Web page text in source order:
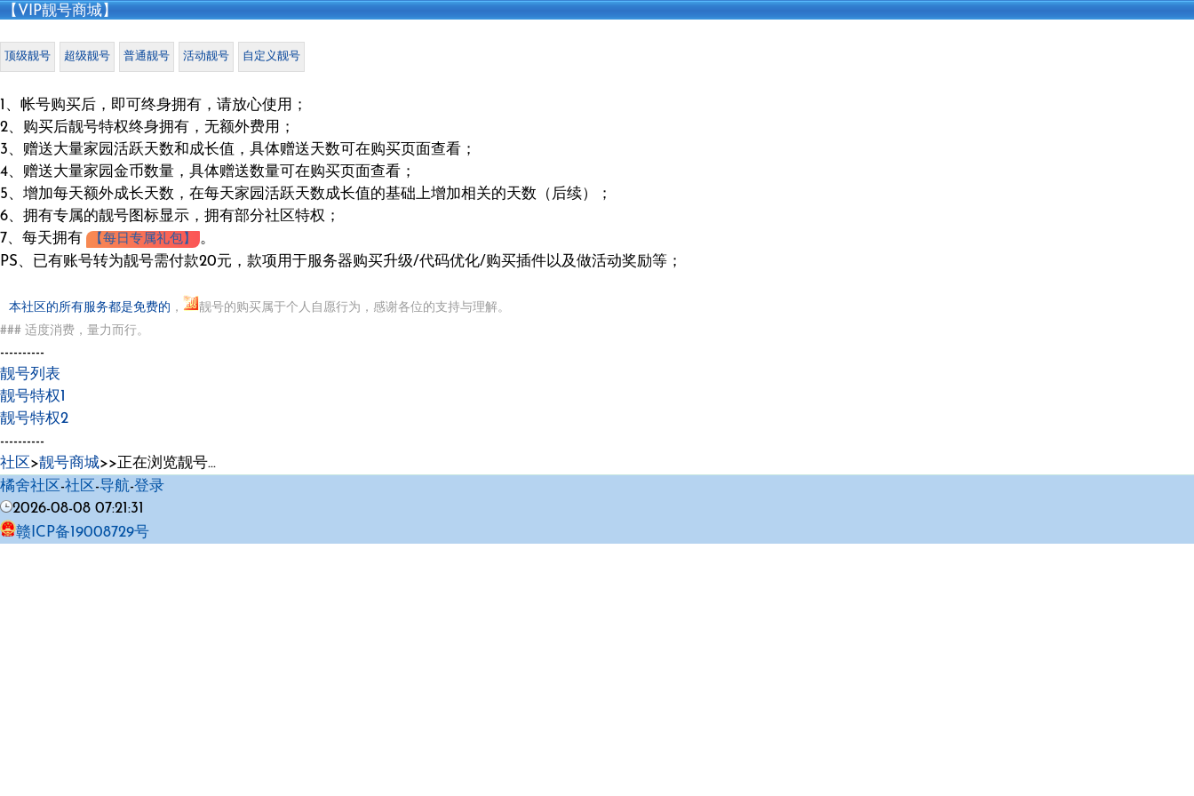
【VIP靓号商城】
顶级靓号 超级靓号 普通靓号 活动靓号 自定义靓号
1、帐号购买后，即可终身拥有，请放心使用；
2、购买后靓号特权终身拥有，无额外费用；
3、赠送大量家园活跃天数和成长值，具体赠送天数可在购买页面查看；
4、赠送大量家园金币数量，具体赠送数量可在购买页面查看；
5、增加每天额外成长天数，在每天家园活跃天数成长值的基础上增加相关的天数（后续）；
6、拥有专属的靓号图标显示，拥有部分社区特权；
7、每天拥有
【每日专属礼包】
。
PS、已有账号转为靓号需付款20元，款项用于服务器购买升级/代码优化/购买插件以及做活动奖励等；
本社区的所有服务都是免费的 ，
靓号的购买属于个人自愿行为，感谢各位的支持与理解。
### 适度消费，量力而行。
----------
靓号列表
靓号特权1
靓号特权2
----------
社区 >靓号商城>>正在浏览靓号...
橘舍社区 -社区 -导航-登录
2026-08-08 07:21:31
赣ICP备19008729号